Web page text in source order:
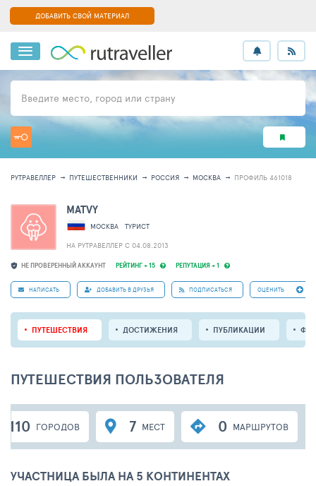
ДОБАВИТЬ СВОЙ МАТЕРИАЛ
Введите место, город или страну
РУТРАВЕЛЛЕР ПУТЕШЕСТВЕННИКИ РОССИЯ МОСКВА ПРОФИЛЬ 461018
НЕ ПРОВЕРЕННЫЙ АККАУНТ РЕЙТИНГ + 15 РЕПУТАЦИЯ + 1
MATVY
МОСКВА
ТУРИСТ
НА РУТРАВЕЛЛЕР C 04.08.2013
НАПИСАТЬ ДОБАВИТЬ В ДРУЗЬЯ ПОДПИСАТЬСЯ ОЦЕНИТЬ
ПУТЕШЕСТВИЯ ДОСТИЖЕНИЯ ПУБЛИКАЦИИ
ПУТЕШЕСТВИЯ ПОЛЬЗОВАТЕЛЯ
110 ГОРОДОВ 7 МЕСТ 0 МАРШРУТОВ
УЧАСТНИЦА БЫЛА НА 5 КОНТИНЕНТАХ